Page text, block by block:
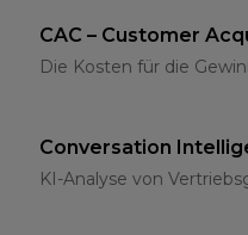
CAC – Customer
Die Kosten für die
Conversation
KI-Analyse von